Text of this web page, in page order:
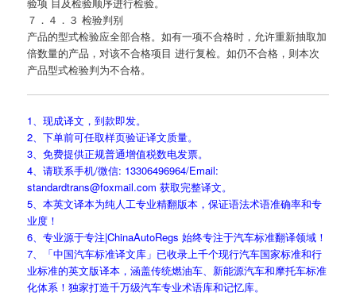
７．４．３ 检验判别
产品的型式检验应全部合格。如有一项不合格时，允许重新抽取加
倍数量的产品，对该不合格项目 进行复检。如仍不合格，则本次
产品型式检验判为不合格。
1、现成译文，到款即发。
2、下单前可任取样页验证译文质量。
3、免费提供正规普通增值税数电发票。
4、请联系手机/微信: 13306496964/Email:
standardtrans@foxmail.com 获取完整译文。
5、本英文译本为纯人工专业精翻版本，保证语法术语准确率和专
业度！
6、专业源于专注|ChinaAutoRegs 始终专注于汽车标准翻译领域！
7、「中国汽车标准译文库」已收录上千个现行汽车国家标准和行
业标准的英文版译本，涵盖传统燃油车、新能源汽车和摩托车标准
化体系！独家打造千万级汽车专业术语库和记忆库。